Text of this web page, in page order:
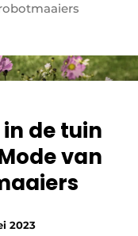
de tuin
van
2023